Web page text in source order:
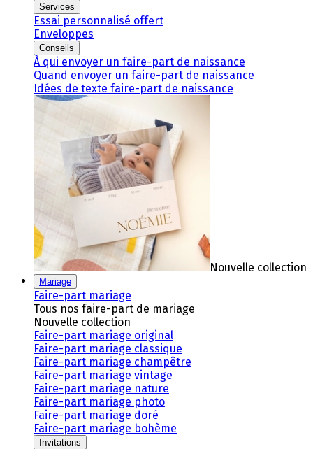
Services
Essai personnalisé offert
Enveloppes
Conseils
À qui envoyer un faire-part de naissance
Quand envoyer un faire-part de naissance
Idées de texte faire-part de naissance
Nouvelle collection
Mariage
Faire-part mariage
Tous nos faire-part de mariage
Nouvelle collection
Faire-part mariage original
Faire-part mariage classique
Faire-part mariage champêtre
Faire-part mariage vintage
Faire-part mariage nature
Faire-part mariage photo
Faire-part mariage doré
Faire-part mariage bohème
Invitations